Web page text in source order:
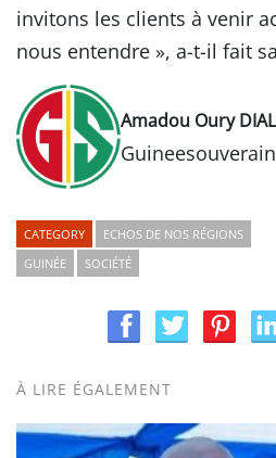
invitons les clients à venir
nous entendre », a-t-il fait
Amadou Oury
CATEGORY
ECHOS DE NOS RÉGIONS
GUINÉE
SOCIÉTÉ
À LIRE ÉGALEMENT